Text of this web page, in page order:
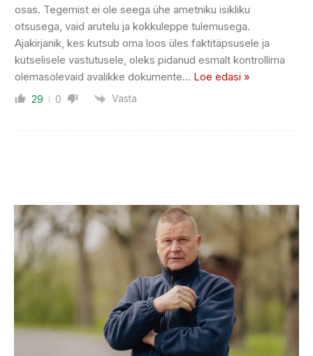
osas. Tegemist ei ole seega ühe ametniku isikliku
otsusega, vaid arutelu ja kokkuleppe tulemusega.
Ajakirjanik, kes kutsub oma loos üles faktitäpsusele ja
kutselisele vastutusele, oleks pidanud esmalt kontrollima
olemasolevaid avalikke dokumente… Loe edasi »
29 0 Vasta